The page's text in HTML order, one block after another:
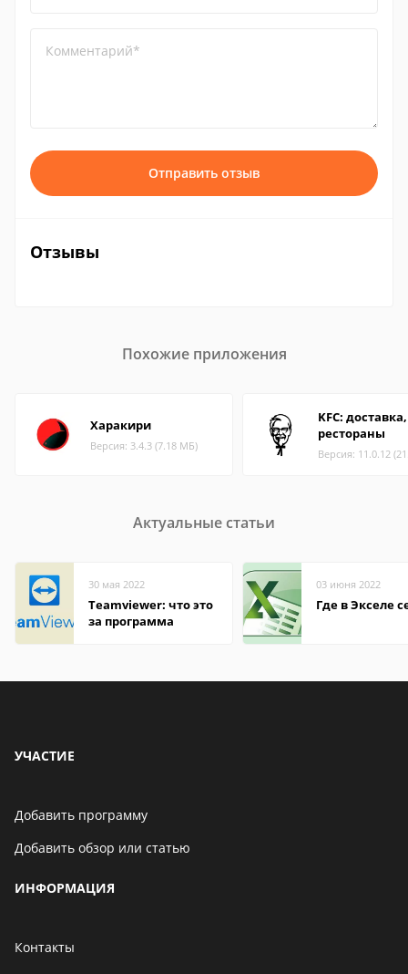
Комментарий*
Отправить отзыв
Отзывы
Похожие приложения
Харакири
Версия: 3.4.3 (7.18 МБ)
KFC: доставка,
рестораны
Версия: 11.0.12
Актуальные статьи
30 мая 2022
Teamviewer: что это
за программа
03 июня 2022
Где в Экселе
УЧАСТИЕ
Добавить программу
Добавить обзор или статью
ИНФОРМАЦИЯ
Контакты